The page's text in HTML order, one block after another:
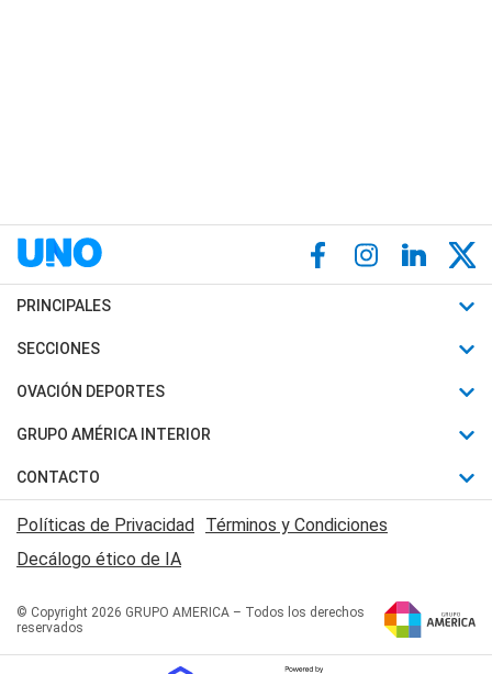
PRINCIPALES
Últimas Noticias
Política
Judiciales
Economia
SECCIONES
Horóscopo
Motores
Trucos caseros
Series y Películas
Edictos y Solicitadas
OVACIÓN DEPORTES
Fútbol
Mundial
Automovilismo
Rugby
Básquet
GRUPO AMÉRICA INTERIOR
Canal 7 en Vivo
San Juan 8
CONTACTO
Acerca de Nosotros
Contactanos
Políticas de Privacidad Términos y Condiciones
Decálogo ético de IA
© Copyright 2026 GRUPO AMERICA – Todos los derechos
reservados